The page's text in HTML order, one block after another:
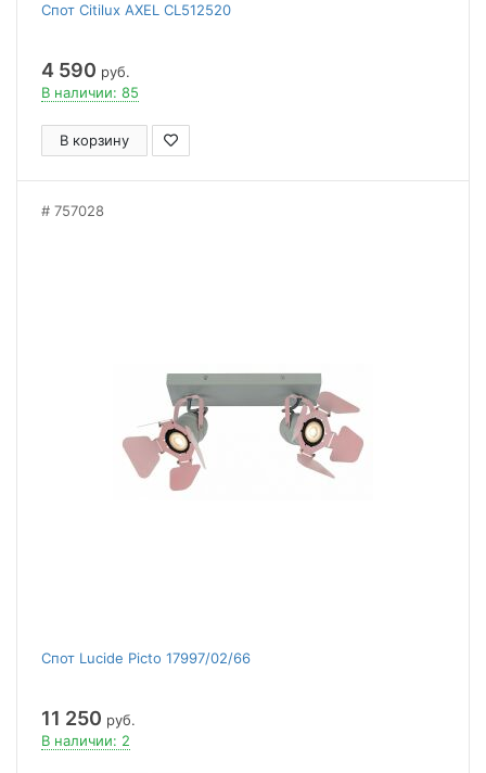
Спот Citilux AXEL CL512520
4 590 руб.
В наличии: 85
В корзину
757028
Спот Lucide Picto 17997/02/66
11 250 руб.
В наличии: 2